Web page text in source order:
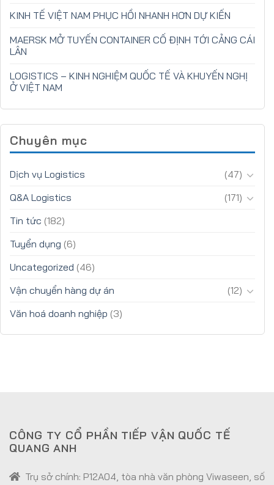
KINH TẾ VIỆT NAM PHỤC HỒI NHANH HƠN DỰ KIẾN
MAERSK MỞ TUYẾN CONTAINER CỐ ĐỊNH TỚI CẢNG CÁI
LÂN
LOGISTICS – KINH NGHIỆM QUỐC TẾ VÀ KHUYẾN NGHỊ
Ở VIỆT NAM
Chuyên mục
Dịch vụ Logistics
(47)
Q&A Logistics
(171)
Tin tức (182)
Tuyển dụng (6)
Uncategorized (46)
Vận chuyển hàng dự án
(12)
Văn hoá doanh nghiệp (3)
CÔNG TY CỔ PHẦN TIẾP VẬN QUỐC TẾ
QUANG ANH
Trụ sở chính: P12A04, tòa nhà văn phòng Viwaseen, số